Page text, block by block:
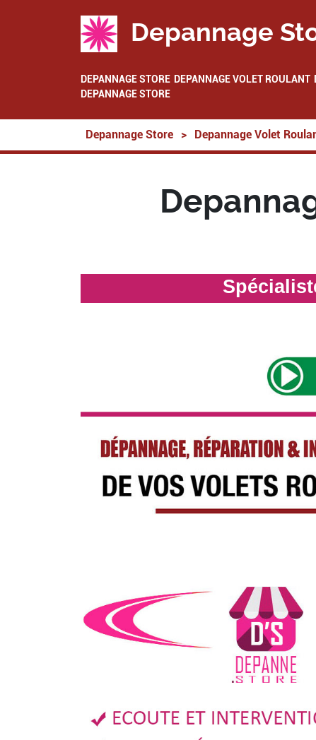
Depannage
DEPANNAGE STORE DEPANNAGE VOLET ROULANT
DEPANNAGE STORE
Depannage Store > Depannage Volet